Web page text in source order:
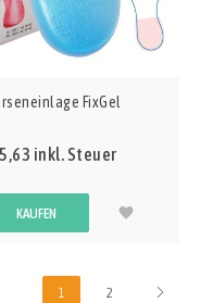
FixGel
inkl. Steuer
KAUFEN
1 2